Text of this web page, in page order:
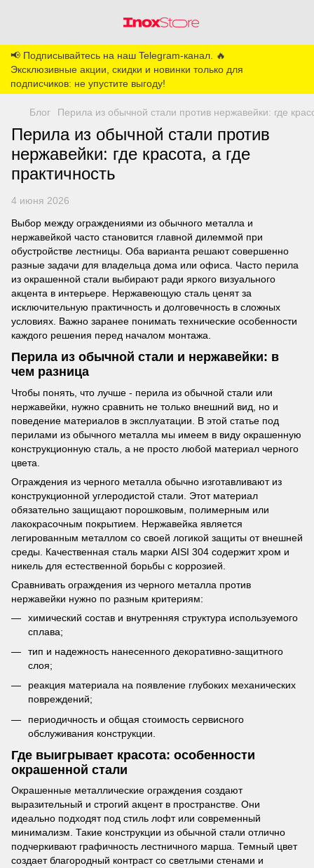
📢 Подписывайтесь на наш Telegram-канал. 🔥
Эксклюзивные акции, скидки и новинки только для
подписчиков: не упустите выгоду!
Блог Перила из обычной стали против нержавейки: где
Перила из обычной стали против
нержавейки: где красота, а где
практичность
4 июня 2026
Выбор между ограждениями из обычного металла и
нержавейкой часто становится главной дилеммой при
обустройстве лестницы. Оба варианта решают совершенно
разные задачи для владельца дома или офиса. Часто перила
из окрашенной стали выбирают ради яркого визуального
акцента в интерьере. Нержавеющую сталь ценят за
исключительную практичность и долговечность в сложных
условиях. Важно заранее понимать технические особенности
каждого решения перед началом монтажа.
Перила из обычной стали и нержавейки: в
чем разница
Чтобы понять, что лучше - перила из обычной стали или
нержавейки, нужно сравнить не только внешний вид, но и
поведение материалов в эксплуатации. В этой статье под
перилами из обычного металла мы имеем в виду окрашенную
конструкционную сталь, а не просто любой материал черного
цвета.
Ограждения из черного металла обычно изготавливают из
конструкционной углеродистой стали. Этот материал
обязательно защищают порошковым, полимерным или
лакокрасочным покрытием. Нержавейка является
легированным металлом со своей логикой защиты от внешней
среды. Качественная сталь марки AISI 304 содержит хром и
никель для естественной борьбы с коррозией.
Сравнивать ограждения из черного металла против
нержавейки нужно по разным критериям:
химический состав и внутренняя структура используемого
сплава;
тип и надежность нанесенного декоративно-защитного
слоя;
реакция материала на появление глубоких механических
повреждений;
периодичность и общая стоимость сервисного
обслуживания конструкции.
Где выигрывает красота: особенности
окрашенной стали
Окрашенные металлические ограждения создают
выразительный и строгий акцент в пространстве. Они
идеально подходят под стиль лофт или современный
минимализм. Такие конструкции из обычной стали отлично
подчеркивают графичность лестничного марша. Темный цвет
создает благородный контраст со светлыми стенами и